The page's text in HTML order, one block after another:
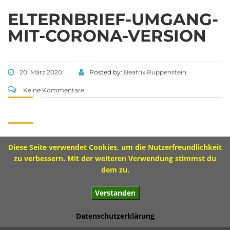
ELTERNBRIEF-UMGANG-
MIT-CORONA-VERSION
20. März 2020 Posted by: Beatrix Ruppenstein
Keine Kommentare
Fax 09571 – 755870
Sekretariat
Montag 8.00 – 12.00 Uhr
Dienstag 10.00 – 13.00 Uhr
Mittwoch 8.00 – 11.30 Uhr
Donnerstag 8.00 – 12.00 Uhr
Impressum
© 2017 Ivo-Hennemann-Grundschule Bad Staffelstein
Diese Seite verwendet Cookies, um die Nutzerfreundlichkeit
zu verbessern. Mit der weiteren Verwendung stimmst du
dem zu.
Verstanden
Datenschutzerklärung